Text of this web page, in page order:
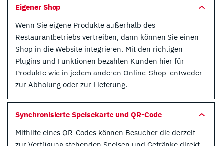
Eigener Shop
Wenn Sie eigene Produkte außerhalb des
Restaurantbetriebs vertreiben, dann können Sie einen
Shop in die Website integrieren. Mit den richtigen
Plugins und Funktionen bezahlen Kunden hier für
Produkte wie in jedem anderen Online-Shop, entweder
zur Abholung oder zur Lieferung.
Synchronisierte Speisekarte und QR-Code
Mithilfe eines QR-Codes können Besucher die derzeit